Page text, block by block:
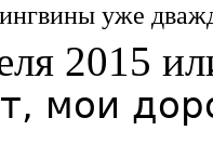
уже
2015
мои